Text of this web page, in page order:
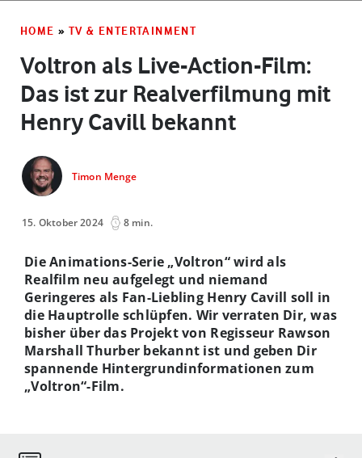
HOME » TV & ENTERTAINMENT
Voltron als Live-Action-Film:
Das ist zur Realverfilmung mit
Henry Cavill bekannt
Timon Menge
15. Oktober 2024 8 min.
Die Animations-Serie „Voltron“ wird als
Realfilm neu aufgelegt und niemand
Geringeres als Fan-Liebling Henry Cavill soll in
die Hauptrolle schlüpfen. Wir verraten Dir, was
bisher über das Projekt von Regisseur Rawson
Marshall Thurber bekannt ist und geben Dir
spannende Hintergrundinformationen zum
„Voltron“-Film.